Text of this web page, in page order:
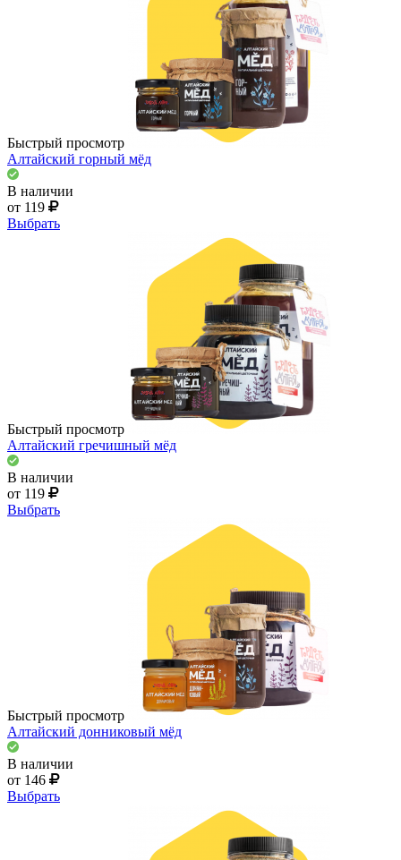
Быстрый просмотр
Алтайский горный мёд
В наличии
от 119
Выбрать
Быстрый просмотр
Алтайский гречишный мёд
В наличии
от 119
Выбрать
Быстрый просмотр
Алтайский донниковый мёд
В наличии
от 146
Выбрать